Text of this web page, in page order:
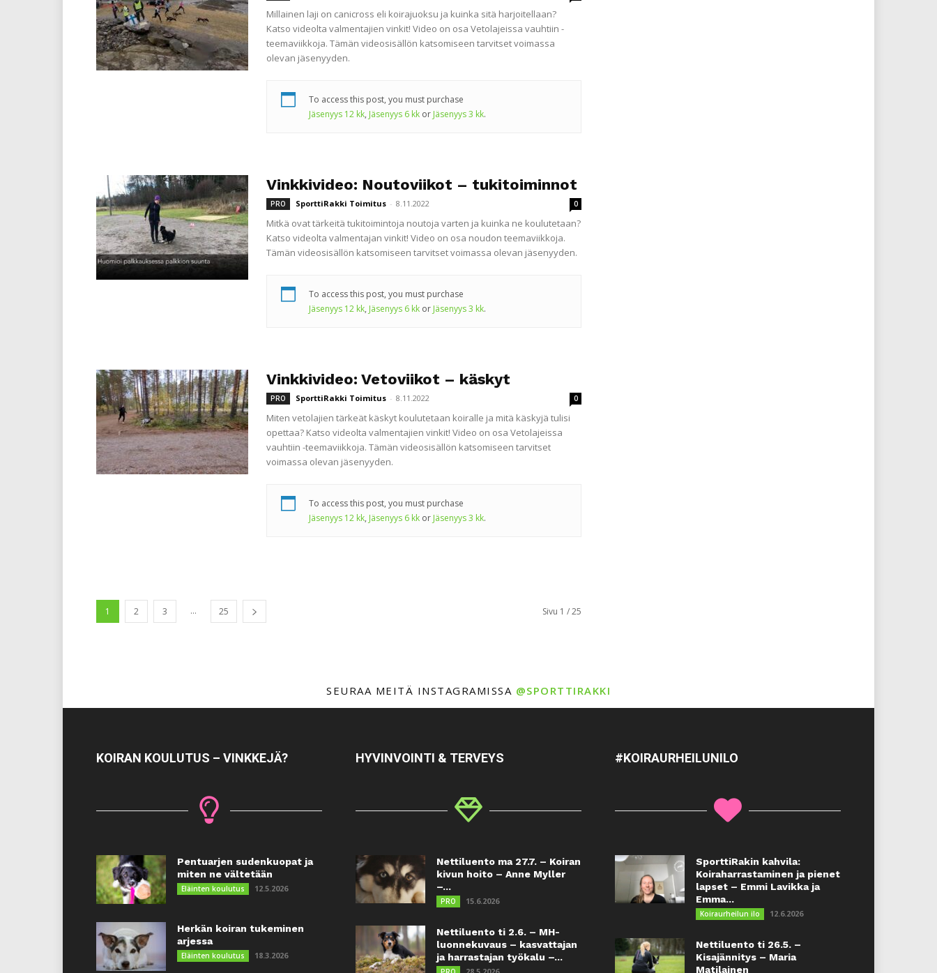
Millainen laji on canicross eli koirajuoksu ja kuinka sitä harjoitellaan?
Katso videolta valmentajien vinkit! Video on osa Vetolajeissa vauhtiin -
teemaviikkoja. Tämän videosisällön katsomiseen tarvitset voimassa
olevan jäsenyyden.
To access this post, you must purchase
Jäsenyys 12 kk, Jäsenyys 6 kk or Jäsenyys 3 kk.
Vinkkivideo: Noutoviikot – tukitoiminnot
PRO SporttiRakki Toimitus - 8.11.2022 0
Mitkä ovat tärkeitä tukitoimintoja noutoja varten ja kuinka ne koulutetaan?
Katso videolta valmentajan vinkit! Video on osa noudon teemaviikkoja.
Tämän videosisällön katsomiseen tarvitset voimassa olevan jäsenyyden.
To access this post, you must purchase
Jäsenyys 12 kk, Jäsenyys 6 kk or Jäsenyys 3 kk.
Vinkkivideo: Vetoviikot – käskyt
PRO SporttiRakki Toimitus - 8.11.2022 0
Miten vetolajien tärkeät käskyt koulutetaan koiralle ja mitä käskyjä tulisi
opettaa? Katso videolta valmentajien vinkit! Video on osa Vetolajeissa
vauhtiin -teemaviikkoja. Tämän videosisällön katsomiseen tarvitset
voimassa olevan jäsenyyden.
To access this post, you must purchase
Jäsenyys 12 kk, Jäsenyys 6 kk or Jäsenyys 3 kk.
1 2 3 ... 25 Sivu 1 / 25
SEURAA MEITÄ INSTAGRAMISSA @SPORTTIRAKKI
KOIRAN KOULUTUS – VINKKEJÄ?
Pentuarjen sudenkuopat ja
miten ne vältetään
Eläinten koulutus 12.5.2026
Herkän koiran tukeminen
arjessa
Eläinten koulutus 18.3.2026
HYVINVOINTI & TERVEYS
Nettiluento ma 27.7. – Koiran
kivun hoito – Anne Myller
–...
PRO 15.6.2026
Nettiluento ti 2.6. – MH-
luonnekuvaus – kasvattajan
ja harrastajan työkalu –...
#KOIRAURHEILUNILO
SporttiRakin kahvila:
Koiraharrastaminen ja pienet
lapset – Emmi Lavikka ja
Emma...
Koiraurheilun ilo 12.6.2026
Nettiluento ti 26.5. –
Kisajännitys – Maria
Matilainen